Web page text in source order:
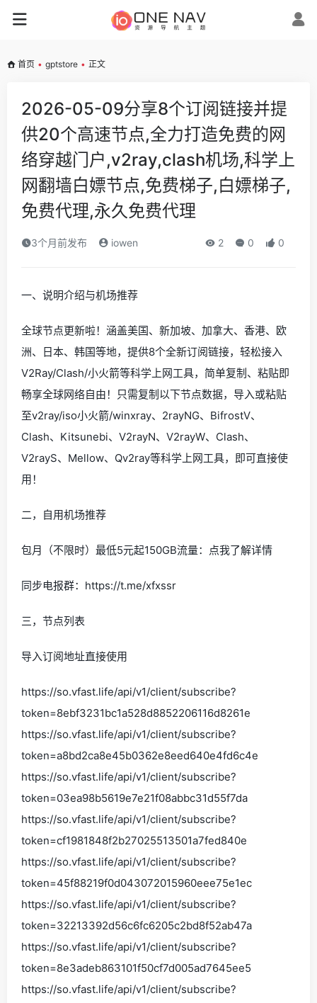
首页 • gptstore • 正文
2026-05-09分享8个订阅链接并提
供20个高速节点,全力打造免费的网
络穿越门户,v2ray,clash机场,科学上
网翻墙白嫖节点,免费梯子,白嫖梯子,
免费代理,永久免费代理
3个月前发布 iowen 2 0 0
一、说明介绍与机场推荐
全球节点更新啦！涵盖美国、新加坡、加拿大、香港、欧
洲、日本、韩国等地，提供8个全新订阅链接，轻松接入
V2Ray/Clash/小火箭等科学上网工具，简单复制、粘贴即
畅享全球网络自由！只需复制以下节点数据，导入或粘贴
至v2ray/iso小火箭/winxray、2rayNG、BifrostV、
Clash、Kitsunebi、V2rayN、V2rayW、Clash、
V2rayS、Mellow、Qv2ray等科学上网工具，即可直接使
用！
二，自用机场推荐
包月（不限时）最低5元起150GB流量：点我了解详情
同步电报群：https://t.me/xfxssr
三，节点列表
导入订阅地址直接使用
https://so.vfast.life/api/v1/client/subscribe?
token=8ebf3231bc1a528d8852206116d8261e
https://so.vfast.life/api/v1/client/subscribe?
token=a8bd2ca8e45b0362e8eed640e4fd6c4e
https://so.vfast.life/api/v1/client/subscribe?
token=03ea98b5619e7e21f08abbc31d55f7da
https://so.vfast.life/api/v1/client/subscribe?
token=cf1981848f2b27025513501a7fed840e
https://so.vfast.life/api/v1/client/subscribe?
token=45f88219f0d043072015960eee75e1ec
https://so.vfast.life/api/v1/client/subscribe?
token=32213392d56c6fc6205c2bd8f52ab47a
https://so.vfast.life/api/v1/client/subscribe?
token=8e3adeb863101f50cf7d005ad7645ee5
https://so.vfast.life/api/v1/client/subscribe?